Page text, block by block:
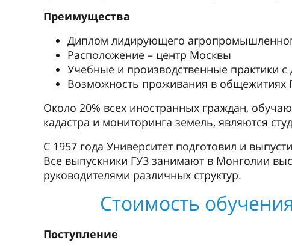
Преимущества
Диплом лидирующего
Расположение – центр Москвы
Учебные и производственные практики
Возможность проживания в общежитиях
Около 20% всех иностранных граждан,
кадастра и мониторинга земель, являются
С 1957 года Университет подготовил и
Все выпускники ГУЗ занимают в Монголии
руководителями различных структур.
Стоимость
Поступление